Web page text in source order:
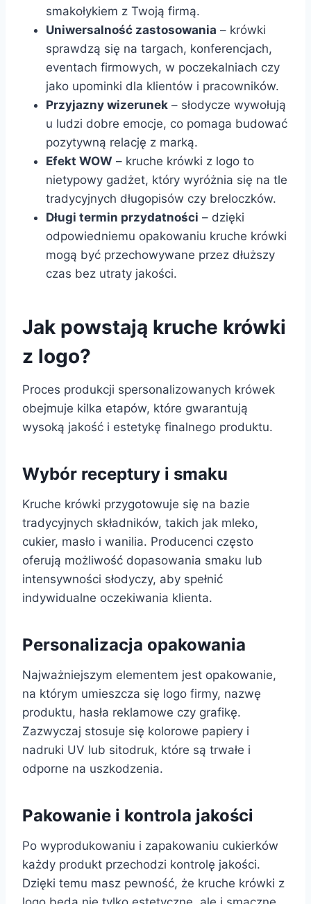
smakołykiem z Twoją firmą.
Uniwersalność zastosowania – krówki
sprawdzą się na targach, konferencjach,
eventach firmowych, w poczekalniach czy
jako upominki dla klientów i pracowników.
Przyjazny wizerunek – słodycze wywołują
u ludzi dobre emocje, co pomaga budować
pozytywną relację z marką.
Efekt WOW – kruche krówki z logo to
nietypowy gadżet, który wyróżnia się na tle
tradycyjnych długopisów czy breloczków.
Długi termin przydatności – dzięki
odpowiedniemu opakowaniu kruche krówki
mogą być przechowywane przez dłuższy
czas bez utraty jakości.
Jak powstają kruche krówki
z logo?
Proces produkcji spersonalizowanych krówek
obejmuje kilka etapów, które gwarantują
wysoką jakość i estetykę finalnego produktu.
Wybór receptury i smaku
Kruche krówki przygotowuje się na bazie
tradycyjnych składników, takich jak mleko,
cukier, masło i wanilia. Producenci często
oferują możliwość dopasowania smaku lub
intensywności słodyczy, aby spełnić
indywidualne oczekiwania klienta.
Personalizacja opakowania
Najważniejszym elementem jest opakowanie,
na którym umieszcza się logo firmy, nazwę
produktu, hasła reklamowe czy grafikę.
Zazwyczaj stosuje się kolorowe papiery i
nadruki UV lub sitodruk, które są trwałe i
odporne na uszkodzenia.
Pakowanie i kontrola jakości
Po wyprodukowaniu i zapakowaniu cukierków
każdy produkt przechodzi kontrolę jakości.
Dzięki temu masz pewność, że kruche krówki z